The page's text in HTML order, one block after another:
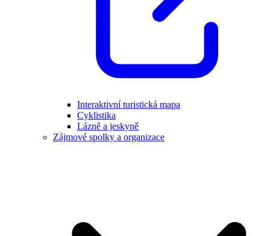
Interaktivní turistická mapa
Cyklistika
Lázně a jeskyně
Zájmové spolky a organizace